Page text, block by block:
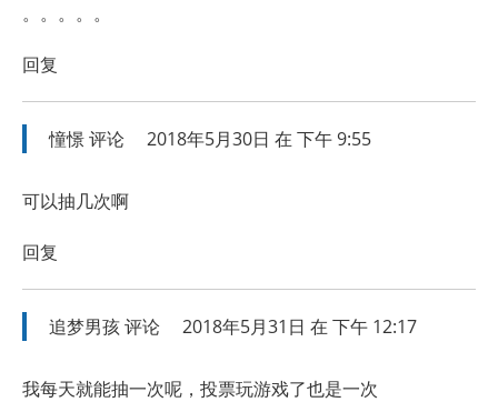
。。。。。
回复
憧憬评论 2018年5月30日 在 下午 9:55
可以抽几次啊
回复
追梦男孩评论 2018年5月31日 在 下午 12:17
我每天就能抽一次呢，投票玩游戏了也是一次